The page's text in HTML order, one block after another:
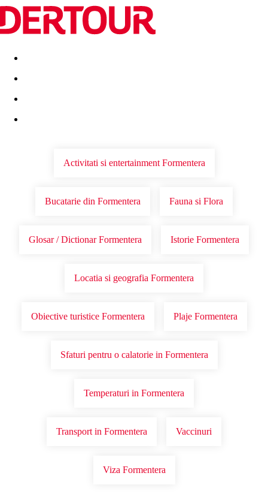
Destinatii Vacanta perfecta OFERTE DE NERATAT
Activitati si entertainment Formentera
Bucatarie din Formentera Fauna si Flora
Glosar / Dictionar Formentera Istorie Formentera
Locatia si geografia Formentera
Obiective turistice Formentera Plaje Formentera
Sfaturi pentru o calatorie in Formentera
Temperaturi in Formentera
Transport in Formentera Vaccinuri
Viza Formentera